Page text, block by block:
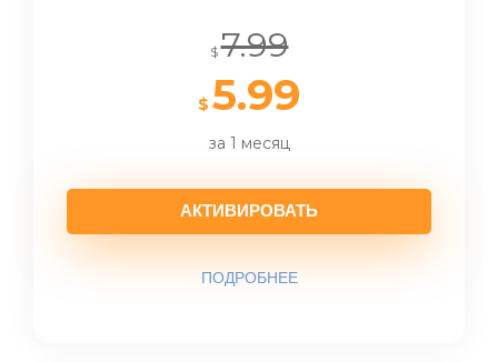
$ 7.99
$ 5.99
за 1 месяц
АКТИВИРОВАТЬ
ПОДРОБНЕЕ